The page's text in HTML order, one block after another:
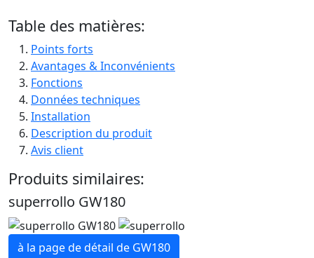
Table des matières:
Points forts
Avantages & Inconvénients
Fonctions
Données techniques
Installation
Description du produit
Avis client
Produits similaires:
superrollo GW180
à la page de détail de GW180